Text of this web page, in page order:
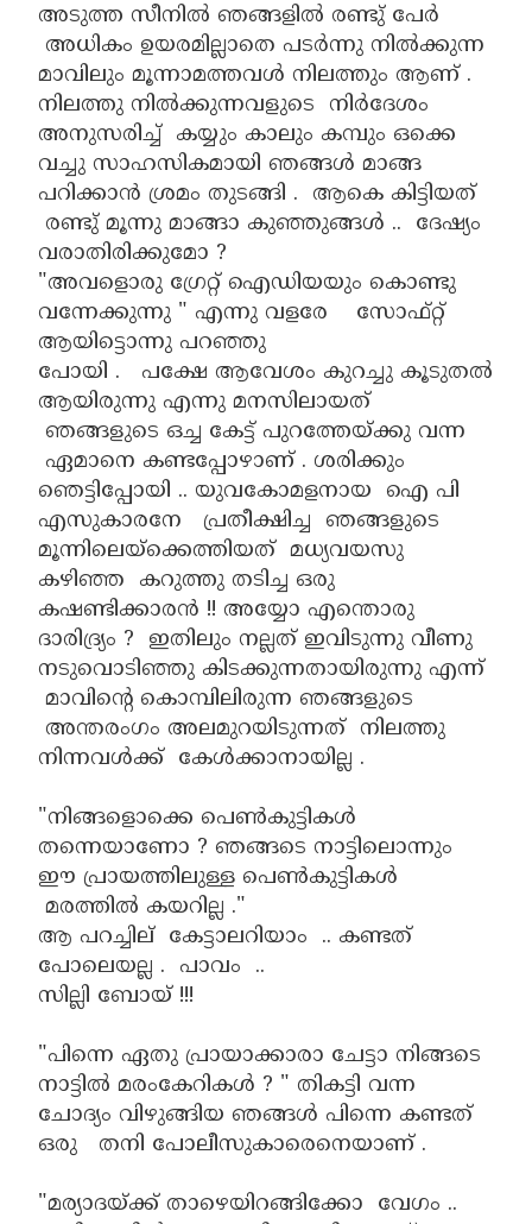
അടുത്ത സീനിൽ ഞങ്ങളിൽ രണ്ടു് പേർ
അധികം ഉയരമില്ലാതെ പടർന്നു നിൽക്കുന്ന
മാവിലും മൂന്നാമത്തവൾ നിലത്തും ആണ് .
നിലത്തു നിൽക്കുന്നവളുടെ നിർദേശം
അനുസരിച്ച് കയ്യും കാലും കമ്പും ഒക്കെ
വച്ചു സാഹസികമായി ഞങ്ങൾ മാങ്ങ
പറിക്കാൻ ശ്രമം തുടങ്ങി . ആകെ കിട്ടിയത്
രണ്ടു് മൂന്നു മാങ്ങാ കുഞ്ഞുങ്ങൾ .. ദേഷ്യം
വരാതിരിക്കുമോ ?
"അവളൊരു ഗ്രേറ്റ് ഐഡിയയും കൊണ്ടു
വന്നേക്കുന്നു " എന്നു വളരേ സോഫ്റ്റ്
ആയിട്ടൊന്നു പറഞ്ഞു
പോയി . പക്ഷേ ആവേശം കുറച്ചു കൂടുതൽ
ആയിരുന്നു എന്നു മനസിലായത്
ഞങ്ങളുടെ ഒച്ച കേട്ട് പുറത്തേയ്ക്കു വന്ന
ഏമാനെ കണ്ടപ്പോഴാണ് . ശരിക്കും
ഞെട്ടിപ്പോയി .. യുവകോമളനായ ഐ പി
എസുകാരനേ പ്രതീക്ഷിച്ച ഞങ്ങളുടെ
മൂന്നിലെയ്ക്കെത്തിയത് മധ്യവയസു
കഴിഞ്ഞ കറുത്തു തടിച്ച ഒരു
കഷണ്ടിക്കാരൻ !! അയ്യോ എന്തൊരു
ദാരിദ്ര്യം ? ഇതിലും നല്ലത് ഇവിടുന്നു വീണു
നടുവൊടിഞ്ഞു കിടക്കുന്നതായിരുന്നു എന്ന്
മാവിന്റെ കൊമ്പിലിരുന്ന ഞങ്ങളുടെ
അന്തരംഗം അലമുറയിടുന്നത് നിലത്തു
നിന്നവൾക്ക് കേൾക്കാനായില്ല .
"നിങ്ങളൊക്കെ പെൺകുട്ടികൾ
തന്നെയാണോ ? ഞങ്ങടെ നാട്ടിലൊന്നും
ഈ പ്രായത്തിലുള്ള പെൺകുട്ടികൾ
മരത്തിൽ കയറില്ല ."
ആ പറച്ചില് കേട്ടാലറിയാം .. കണ്ടത്
പോലെയല്ല . പാവം ..
സില്ലി ബോയ് !!!
"പിന്നെ ഏതു പ്രായാക്കാരാ ചേട്ടാ നിങ്ങടെ
നാട്ടിൽ മരംകേറികൾ ? " തികട്ടി വന്ന
ചോദ്യം വിഴുങ്ങിയ ഞങ്ങൾ പിന്നെ കണ്ടത്
ഒരു തനി പോലീസുകാരെനെയാണ് .
"മര്യാദയ്ക്ക് താഴെയിറങ്ങിക്കോ വേഗം ..